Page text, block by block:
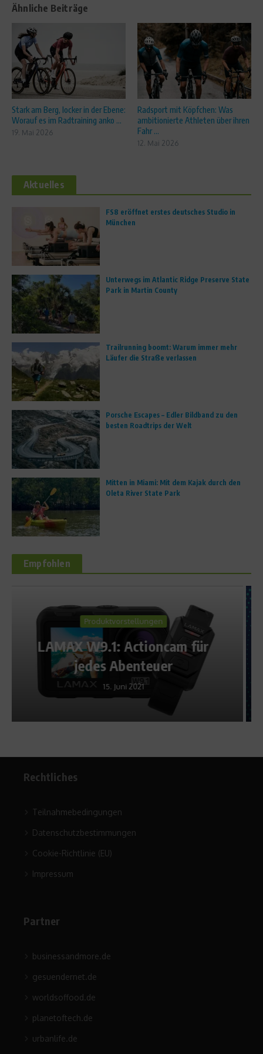
Ähnliche Beiträge
Stark am Berg, locker in der Ebene:
Worauf es im Radtraining anko ...
19. Mai 2026
Radsport mit Köpfchen: Was
ambitionierte Athleten über ihren
Fahr ...
12. Mai 2026
Aktuelles
FS8 eröffnet erstes deutsches Studio in
München
Unterwegs im Atlantic Ridge Preserve State
Park in Martin County
Trailrunning boomt: Warum immer mehr
Läufer die Straße verlassen
Porsche Escapes – Edler Bildband zu den
besten Roadtrips der Welt
Mitten in Miami: Mit dem Kajak durch den
Oleta River State Park
Empfohlen
News
Handballmagazin 7Meter –
Folge 5
3. Dezember 2020
Rechtliches
Teilnahmebedingungen
Datenschutzbestimmungen
Cookie-Richtlinie (EU)
Impressum
Partner
businessandmore.de
gesuendernet.de
worldsoffood.de
planetoftech.de
urbanlife.de